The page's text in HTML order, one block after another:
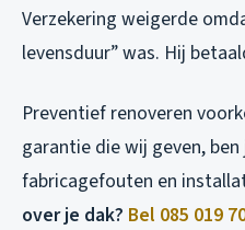
Verzekering weigerde
levensduur” was. Hij
Preventief renoveren
garantie die wij geven,
fabricagefouten en
over je dak? Bel 085 019